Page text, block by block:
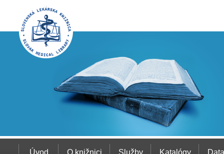
Úvod O knižnici Služby Katalógy